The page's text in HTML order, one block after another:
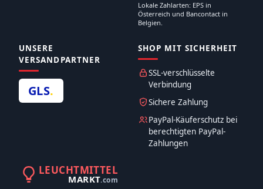
Lokale Zahlarten: EPS in
Österreich und Bancontact in
Belgien.
UNSERE
VERSANDPARTNER
GLS.
SHOP MIT SICHERHEIT
SSL-verschlüsselte
Verbindung
Sichere Zahlung
PayPal-Käuferschutz bei
berechtigten PayPal-
Zahlungen
LEUCHTMITTEL
MARKT.com